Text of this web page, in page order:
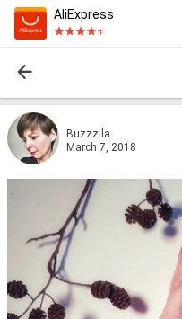
AliExpress
Buzzzila
March 7, 2018